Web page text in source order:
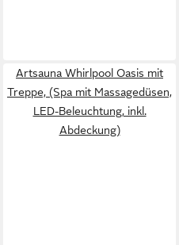
Artsauna Whirlpool Oasis mit
Treppe, (Spa mit Massagedüsen,
LED-Beleuchtung, inkl.
Abdeckung)